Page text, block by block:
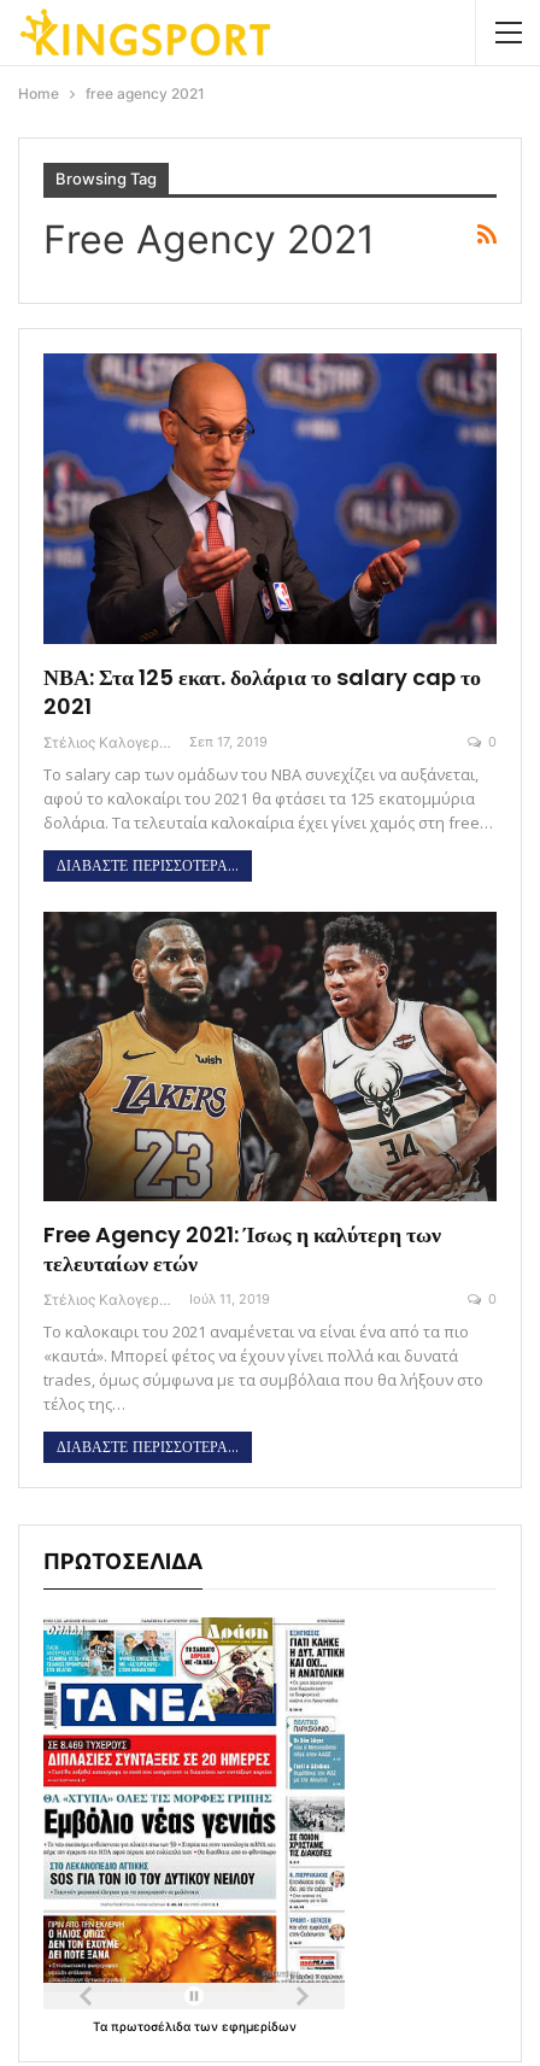
Home free agency 2021
Browsing Tag
Free Agency 2021
ΝΒΑ: Στα 125 εκατ. δολάρια το salary cap το
2021
Στέλιος Καλογεράς Σεπ 17, 2019 0
Το salary cap των ομάδων του ΝΒΑ συνεχίζει να αυξάνεται,
αφού το καλοκαίρι του 2021 θα φτάσει τα 125 εκατομμύρια
δολάρια. Τα τελευταία καλοκαίρια έχει γίνει χαμός στη free…
ΔΙΑΒΑΣΤΕ ΠΕΡΙΣΣΟΤΕΡΑ...
Free Agency 2021: Ίσως η καλύτερη των
τελευταίων ετών
Στέλιος Καλογεράς Ιούλ 11, 2019 0
Το καλοκαιρι του 2021 αναμένεται να είναι ένα από τα πιο
«καυτά». Μπορεί φέτος να έχουν γίνει πολλά και δυνατά
trades, όμως σύμφωνα με τα συμβόλαια που θα λήξουν στο
τέλος της…
ΔΙΑΒΑΣΤΕ ΠΕΡΙΣΣΟΤΕΡΑ...
ΠΡΩΤΟΣΕΛΙΔΑ
Τα πρωτοσέλιδα των εφημερίδων